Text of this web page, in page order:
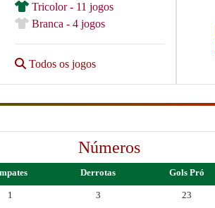
Tricolor - 11 jogos
Branca - 4 jogos
Todos os jogos
Números
Derrotas Gols Pró
1 3 23